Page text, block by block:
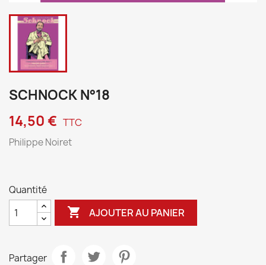
SCHNOCK N°18
14,50 € TTC
Philippe Noiret
Quantité
 AJOUTER AU PANIER
Partager